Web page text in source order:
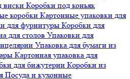
виски Коробки под коньяк
коробки Картонные упаковки для
для фурнитуры Коробки для
для столов Упаковки для
Упаковка для бумаги из
Картонная упаковка для
для бижутерии Коробки из
Посуда и кухонные